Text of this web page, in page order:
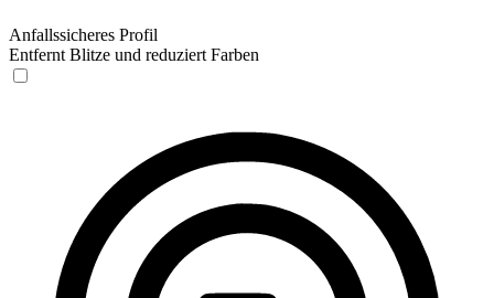
Anfallssicheres Profil
Entfernt Blitze und reduziert Farben